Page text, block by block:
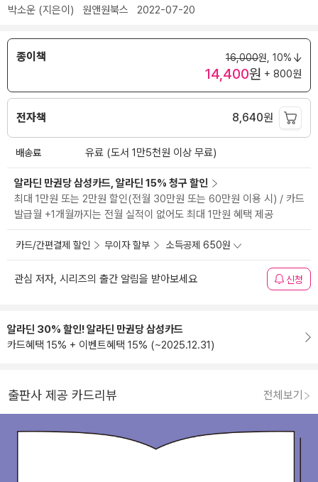
박소운 (지은이) 원앤원북스 2022-07-20
종이책 16,000원, 10%
14,400원 + 800원
전자책 8,640원
배송료 유료 (도서 1만5천원 이상 무료)
알라딘 만권당 삼성카드, 알라딘 15% 청구 할인
최대 1만원 또는 2만원 할인(전월 30만원 또는 60만원 이용 시) / 카드
발급월 +1개월까지는 전월 실적이 없어도 최대 1만원 혜택 제공
카드/간편결제 할인 무이자 할부 소득공제 650원
관심 저자, 시리즈의 출간 알림을 받아보세요 신청
알라딘 30% 할인! 알라딘 만권당 삼성카드
카드혜택 15% + 이벤트혜택 15% (~2025.12.31)
출판사 제공 카드리뷰 전체보기